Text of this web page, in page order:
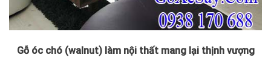
Gỗ óc chó (walnut) làm nội thất mang lại thịnh vượng